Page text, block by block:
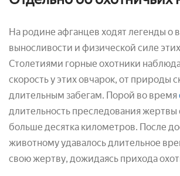
На родине афганцев ходят легенды о
выносливости и физической силе
Столетиями горные охотники
скорость у этих овчарок, от природы
длительным забегам. Порой во время
длительность преследования жертвы
больше десятка километров. После
животному удавалось длительное
свою жертву, дожидаясь прихода